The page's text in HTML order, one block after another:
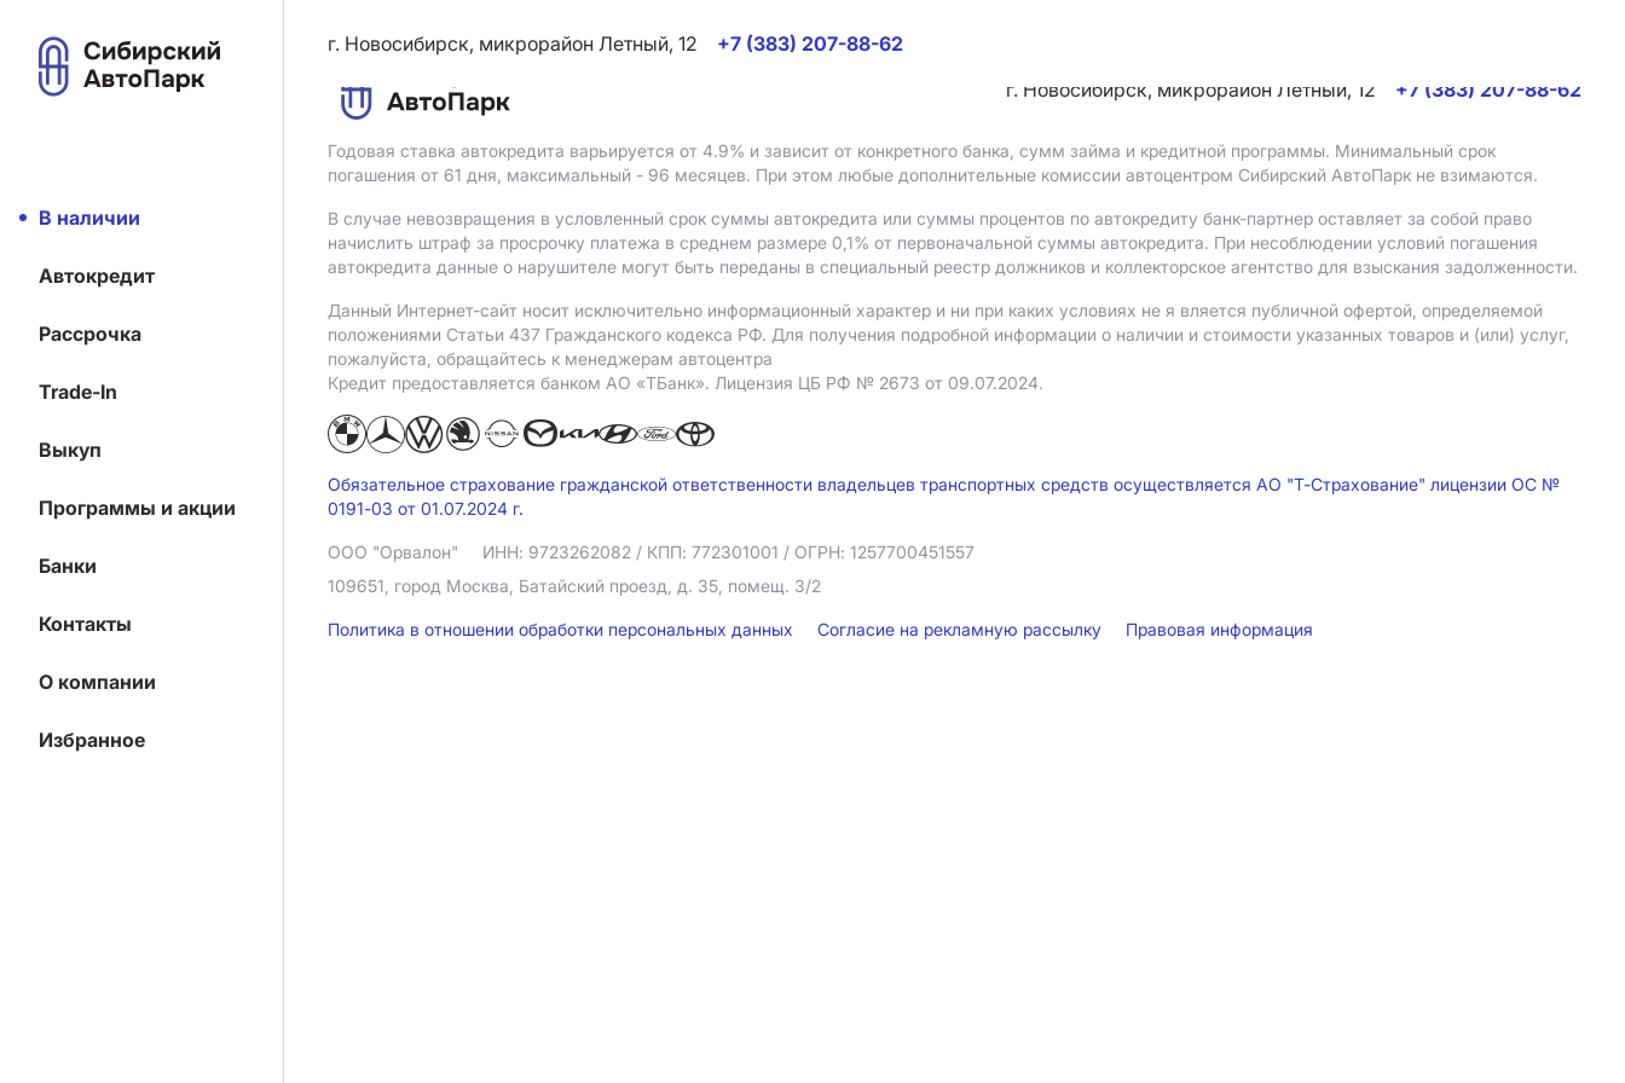
В наличии
Автокредит
Рассрочка
Trade-In
Выкуп
Программы и акции
Банки
Контакты
О компании
Избранное
г. Новосибирск, микрорайон Летный, 12
+7 (383) 207-88-62
г. Новосибирск, микрорайон Летный, 12
+7 (383) 207-88-62
Годовая ставка автокредита варьируется от 4.9% и зависит от конкретного банка, сумм займа и кредитной программы. Минимальный срок
погашения от 61 дня, максимальный - 96 месяцев. При этом любые дополнительные комиссии автоцентром Сибирский АвтоПарк не взимаются.
В случае невозвращения в условленный срок суммы автокредита или суммы процентов по автокредиту банк-партнер оставляет за собой право
начислить штраф за просрочку платежа в среднем размере 0,1% от первоначальной суммы автокредита. При несоблюдении условий погашения
автокредита данные о нарушителе могут быть переданы в специальный реестр должников и коллекторское агентство для взыскания задолженности.
Данный Интернет-сайт носит исключительно информационный характер и ни при каких условиях не я вляется публичной офертой, определяемой
положениями Статьи 437 Гражданского кодекса РФ. Для получения подробной информации о наличии и стоимости указанных товаров и (или) услуг,
пожалуйста, обращайтесь к менеджерам автоцентра
Кредит предоставляется банком АO «ТБанк». Лицензия ЦБ РФ № 2673 от 09.07.2024.
Обязательное страхование гражданской ответственности владельцев транспортных средств осуществляется АО "Т-Страхование" лицензии ОС №
0191-03 от 01.07.2024 г.
ООО "Орвалон" ИНН: 9723262082 / КПП: 772301001 / ОГРН: 1257700451557
109651, город Москва, Батайский проезд, д. 35, помещ. 3/2
Политика в отношении обработки персональных данных Согласие на рекламную рассылку Правовая информация